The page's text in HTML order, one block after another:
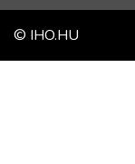
© IHO.HU